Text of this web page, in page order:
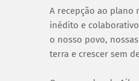
A recepção ao plano
inédito e
o nosso povo,
terra e crescer sem